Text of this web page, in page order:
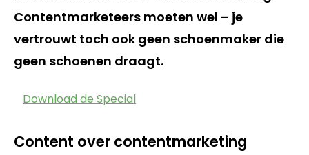
Contentmarketeers moeten wel – je
vertrouwt toch ook geen schoenmaker die
geen schoenen draagt.
Download de Special
Content over contentmarketing